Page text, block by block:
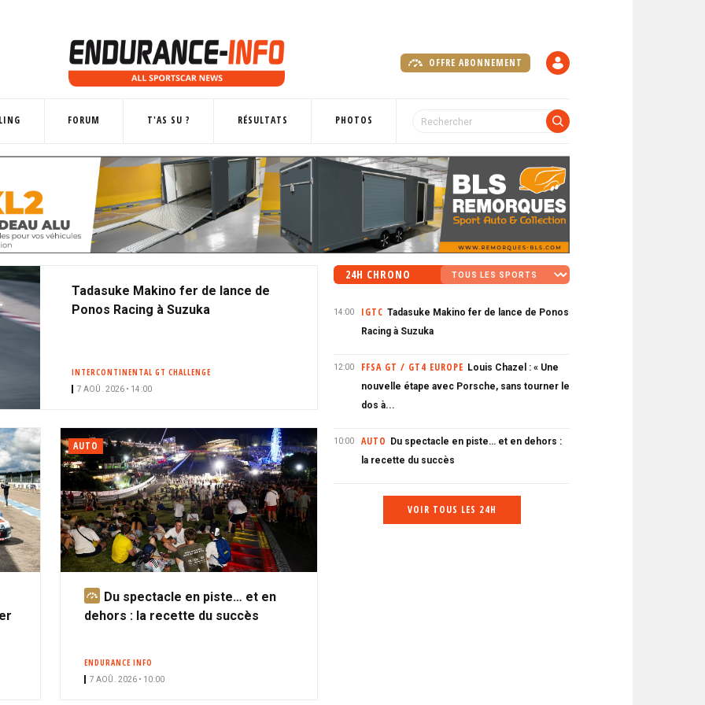
OFFRE ABONNEMENT
FORUM T'AS SU ? RÉSULTATS PHOTOS
Tadasuke Makino fer de lance de
Ponos Racing à Suzuka
INTERCONTINENTAL GT CHALLENGE
7 AOÛ. 2026 • 14:00
AUTO
A
b
Du spectacle en piste… et en
dehors : la recette du succès
ENDURANCE INFO
7 AOÛ. 2026 • 10:00
24H CHRONO
14:00 IGTC Tadasuke Makino fer de lance de Ponos
Racing à Suzuka
12:00 FFSA GT / GT4 EUROPE Louis Chazel : « Une
nouvelle étape avec Porsche, sans tourner le
dos à...
10:00 AUTO Du spectacle en piste… et en dehors :
la recette du succès
VOIR TOUS LES 24H